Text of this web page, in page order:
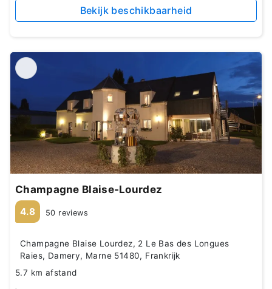
Bekijk beschikbaarheid
Champagne Blaise-Lourdez
4.8 50 reviews
Champagne Blaise Lourdez, 2 Le Bas des Longues
Raies, Damery, Marne 51480, Frankrijk
5.7 km afstand